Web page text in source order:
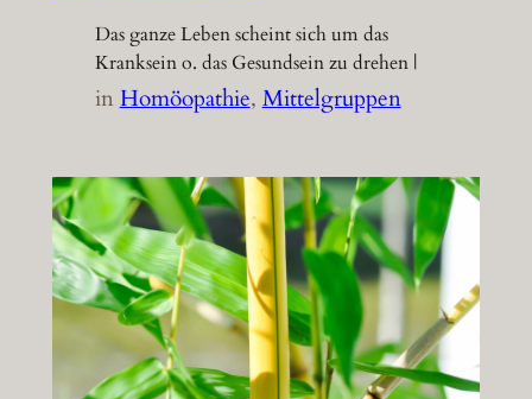
Das ganze Leben scheint sich um das
Kranksein o. das Gesundsein zu drehen |
inHomöopathie, Mittelgruppen